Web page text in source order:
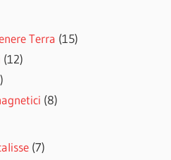
Terra (15)
(12)
(8)
(7)